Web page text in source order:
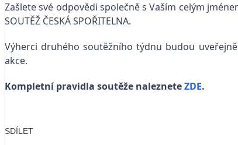
Zašlete své odpovědi společně s Vaším celým
SOUTĚŽ ČESKÁ SPOŘITELNA.
Výherci druhého soutěžního týdnu budou
akce.
Kompletní pravidla soutěže nalezneteZDE.
SDÍLET